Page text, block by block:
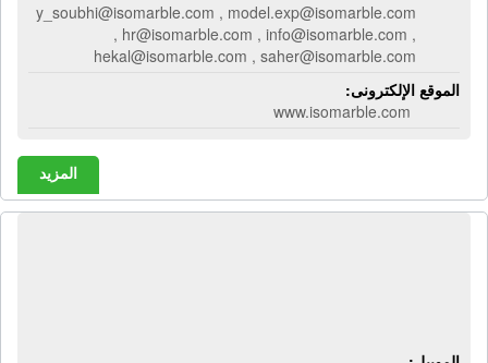
y_soubhi@isomarble.com , model.exp@isomarble.com
, hr@isomarble.com , info@isomarble.com ,
hekal@isomarble.com , saher@isomarble.com
الموقع الإلكترونى:
www.isomarble.com
المزيد